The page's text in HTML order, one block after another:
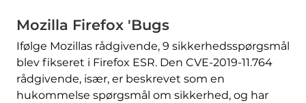
Mozilla Firefox 'Bugs
Ifølge Mozillas rådgivende, 9 sikkerhedsspørgsmål
blev fikseret i Firefox ESR. Den CVE-2019-11.764
rådgivende, især, er beskrevet som en
hukommelse spørgsmål om sikkerhed, og har